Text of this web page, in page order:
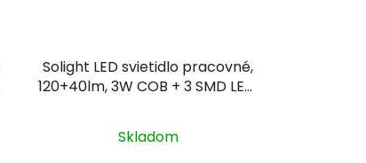
Solight LED svietidlo pracovné,
120+40lm, 3W COB + 3 SMD LED,
Skladom